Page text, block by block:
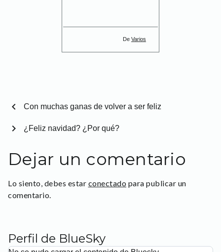
De Varios
chevron_left Con muchas ganas de volver a ser feliz
¿Feliz navidad? ¿Por qué?
chevron_right
Dejar un comentario
Lo siento, debes estar conectado para publicar un
comentario.
Perfil de BlueSky